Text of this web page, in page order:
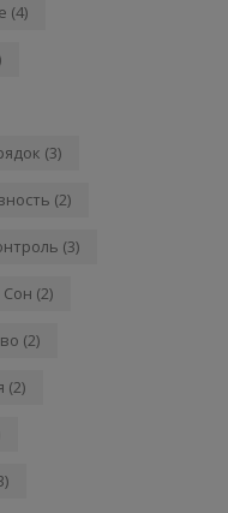
(4)
(3)
(2)
(3)
Сон (2)
(2)
(2)